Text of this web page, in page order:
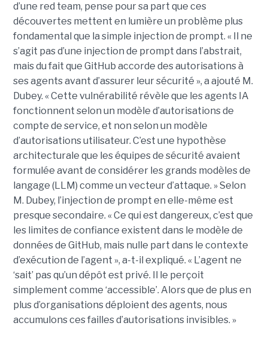
d’une red team, pense pour sa part que ces
découvertes mettent en lumière un problème plus
fondamental que la simple injection de prompt. « Il ne
s’agit pas d’une injection de prompt dans l’abstrait,
mais du fait que GitHub accorde des autorisations à
ses agents avant d’assurer leur sécurité », a ajouté M.
Dubey. « Cette vulnérabilité révèle que les agents IA
fonctionnent selon un modèle d’autorisations de
compte de service, et non selon un modèle
d’autorisations utilisateur. C’est une hypothèse
architecturale que les équipes de sécurité avaient
formulée avant de considérer les grands modèles de
langage (LLM) comme un vecteur d’attaque. » Selon
M. Dubey, l’injection de prompt en elle-même est
presque secondaire. « Ce qui est dangereux, c’est que
les limites de confiance existent dans le modèle de
données de GitHub, mais nulle part dans le contexte
d’exécution de l’agent », a-t-il expliqué. « L’agent ne
‘sait’ pas qu’un dépôt est privé. Il le perçoit
simplement comme ‘accessible’. Alors que de plus en
plus d’organisations déploient des agents, nous
accumulons ces failles d’autorisations invisibles. »